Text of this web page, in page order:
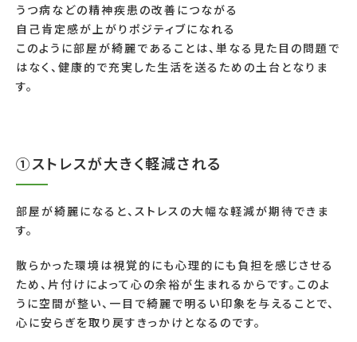
うつ病などの精神疾患の改善につながる
自己肯定感が上がりポジティブになれる
このように部屋が綺麗であることは、単なる見た目の問題で
はなく、健康的で充実した生活を送るための土台となりま
す。
①ストレスが大きく軽減される
部屋が綺麗になると、ストレスの大幅な軽減が期待できま
す。
散らかった環境は視覚的にも心理的にも負担を感じさせる
ため、片付けによって心の余裕が生まれるからです。このよ
うに空間が整い、一目で綺麗で明るい印象を与えることで、
心に安らぎを取り戻すきっかけとなるのです。